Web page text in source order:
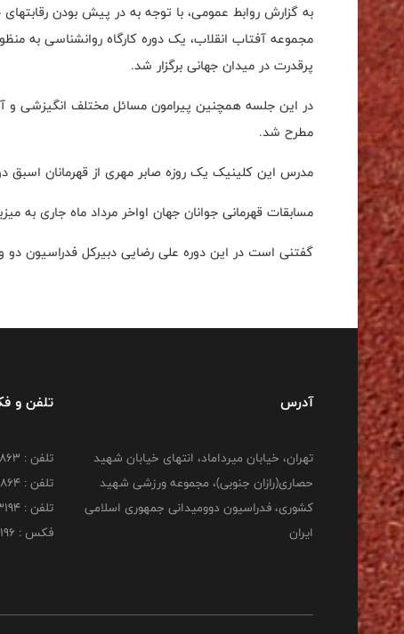
به گزارش روابط عمومی، با توجه به در پیش بودن
مجموعه آفتاب انقلاب، یک دوره کارگاه روانشناسی به
پرقدرت در میدان جهانی برگزار شد.
در این جلسه همچنین پیرامون مسائل مختلف انگیزشی و
مطرح شد.
مدرس این کلینیک یک روزه صابر مهری از قهرمانان
مسابقات قهرمانی جوانان جهان اواخر مرداد ماه جاری به
گفتنی است در این دوره علی رضایی دبیرکل فدراسیون
آدرس
تهران، خیابان میرداماد، انتهای خیابان شهید
حصاری(رازان جنوبی)، مجموعه ورزشی شهید
کشوری، فدراسیون دوومیدانی جمهوری اسلامی
ایران
تلفن و
تلفن : 22277863
تلفن : 22277864
تلفن : 22253194
فکس : 22253196